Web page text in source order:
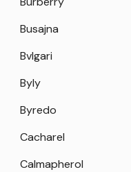
Busajna
Bvlgari
Byly
Byredo
Cacharel
Calmapherol